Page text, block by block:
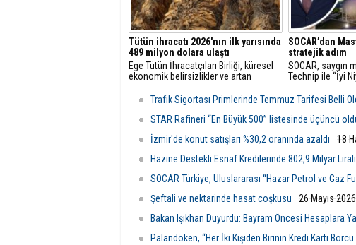
Tütün ihracatı 2026'nın ilk yarısında
489 milyon dolara ulaştı
Ege Tütün İhracatçıları Birliği, küresel
ekonomik belirsizlikler ve artan
ayında ihracatını yüzde 4 artırarak 489
milyon dolara çıkardı ve istikrarlı
büyümesini sürdürdü.
SOCAR’dan
stratejik adım
SOCAR, saygın
Technip ile “İyi
doğrultusunda
ekonomik
Trafik Sigortası Primlerinde Temmuz Tarifesi Belli
STAR Rafineri “En Büyük 500” listesinde üçüncü
İzmir'de konut satışları %30,2 oranında azaldı
18
Hazine Destekli Esnaf Kredilerinde 802,9 Milyar
SOCAR Türkiye, Uluslararası “Hazar Petrol ve Gaz
Şeftali ve nektarinde hasat coşkusu
26 Mayıs
Bakan Işıkhan Duyurdu: Bayram Öncesi Hesaplara
Palandöken, “Her İki Kişiden Birinin Kredi Kartı Borcu